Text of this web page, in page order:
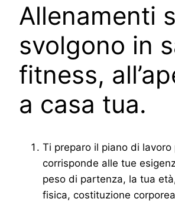
Allenamenti
svolgono in
fitness,
a casa tua.
Ti preparo il piano di lavoro
corrisponde alle tue
peso di partenza, la tua
fisica, costituzione